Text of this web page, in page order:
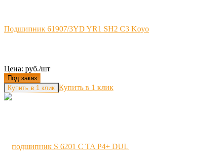
Подшипник 61907/3YD YR1 SH2 C3 Koyo
Цена: руб./шт
Под заказ
Купить в 1 клик